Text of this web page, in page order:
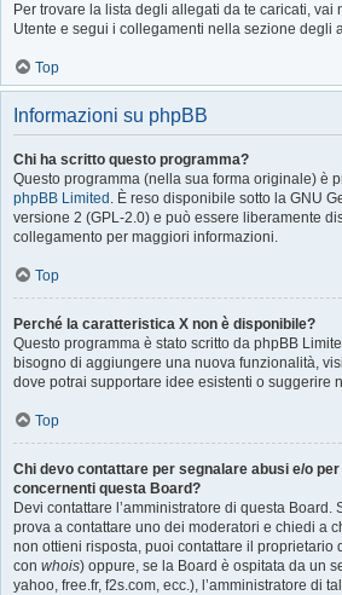
Per trovare la lista degli allegati da te caricati,
Utente e segui i collegamenti nella sezione degli
Top
Informazioni su phpBB
Chi ha scritto questo programma?
Questo programma (nella sua forma originale) è
phpBB Limited . È reso disponibile sotto la GNU
versione 2 (GPL-2.0) e può essere liberamente
collegamento per maggiori informazioni.
Top
Perché la caratteristica X non è disponibile?
Questo programma è stato scritto da phpBB
bisogno di aggiungere una nuova funzionalità,
dove potrai supportare idee esistenti o suggerire
Top
Chi devo contattare per segnalare abusi e/o
concernenti questa Board?
Devi contattare l’amministratore di questa Board.
prova a contattare uno dei moderatori e chiedi a
non ottieni risposta, puoi contattare il proprietario
con whois) oppure, se la Board è ospitata da un
yahoo, free.fr, f2s.com, ecc.), l’amministratore di